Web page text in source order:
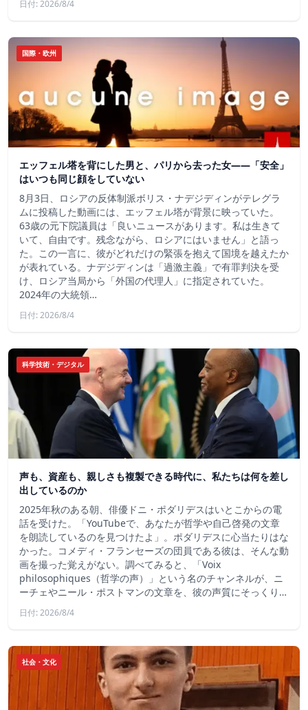
日付: 2026/8/4
国際・欧州
エッフェル塔を背にした男と、パリから去った女——「安全」
はいつも同じ顔をしていない
8月3日、ロシアの反体制派ボリス・ナデジディンがテレグラ
ムに投稿した動画には、エッフェル塔が背景に映っていた。
63歳の元下院議員は「良いニュースがあります。私は生きて
いて、自由です。残念ながら、ロシアにはいません」と語っ
た。この一言に、彼がどれだけの緊張を抱えて国境を越えたか
が表れている。ナデジディンは「過激主義」で有罪判決を受
け、ロシア当局から「外国の代理人」に指定されていた。
2024年の大統領…
日付: 2026/8/4
科学技術・デジタル
声も、資産も、親しさも複製できる時代に、私たちは何を差し
出しているのか
2025年秋のある朝、俳優ドニ・ポダリデスはいとこからの電
話を受けた。「YouTubeで、あなたが哲学や自己啓発の文章
を朗読しているのを見つけたよ」。ポダリデスに心当たりはな
かった。コメディ・フランセーズの団員である彼は、そんな動
画を撮った覚えがない。調べてみると、「Voix
philosophiques（哲学の声）」という名のチャンネルが、ニ
ーチェやニール・ポストマンの文章を、彼の声質にそっくり…
日付: 2026/8/4
社会・文化